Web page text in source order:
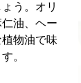
う。オリ
油、ヘー
物油で味
。